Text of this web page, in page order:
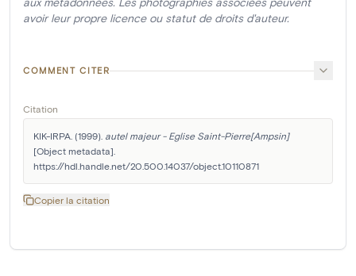
avoir leur propre licence ou statut de droits d'auteur.
COMMENT CITER
Citation
KIK-IRPA. (1999). autel majeur - Eglise Saint-Pierre[Ampsin]
[Object metadata].
https://hdl.handle.net/20.500.14037/object.10110871
Copier la citation